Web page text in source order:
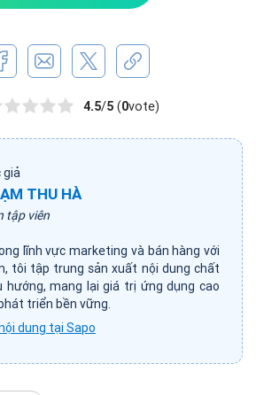
4.5/5 (0vote)
giả
THU HÀ
tập viên
lĩnh vực marketing và bán hàng với
tôi tập trung sản xuất nội dung chất
hướng, mang lại giá trị ứng dụng cao
triển bền vững.
dung tại Sapo